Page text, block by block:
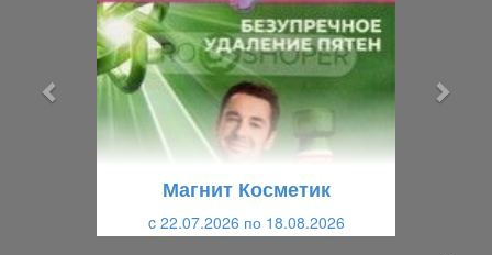
Магнит Косметик
c 22.07.2026 по 18.08.2026